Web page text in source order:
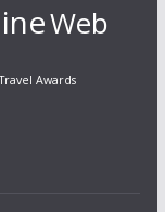
Web
Awards